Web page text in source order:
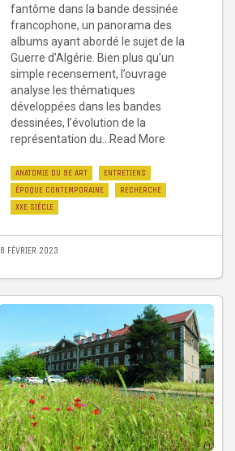
fantôme dans la bande dessinée
francophone, un panorama des
albums ayant abordé le sujet de la
Guerre d’Algérie. Bien plus qu’un
simple recensement, l’ouvrage
analyse les thématiques
développées dans les bandes
dessinées, l’évolution de la
représentation du...Read More
ANATOMIE DU 9E ART
ENTRETIENS
ÉPOQUE CONTEMPORAINE
RECHERCHE
XXE SIÈCLE
8 FÉVRIER 2023